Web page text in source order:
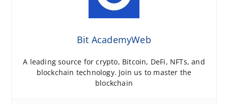
Bit AcademyWeb
A leading source for crypto, Bitcoin, DeFi, NFTs, and
blockchain technology. Join us to master the
blockchain